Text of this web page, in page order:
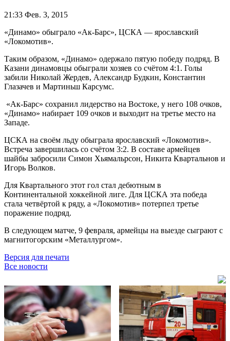
21:33 Фев. 3, 2015
«Динамо» обыграло «Ак-Барс», ЦСКА — ярославский
«Локомотив».
Таким образом, «Динамо» одержало пятую победу подряд. В
Казани динамовцы обыграли хозяев со счётом 4:1. Голы
забили Николай Жердев, Александр Будкин, Константин
Глазачев и Мартиньш Карсумс.
«Ак-Барс» сохранил лидерство на Востоке, у него 108 очков,
«Динамо» набирает 109 очков и выходит на третье место на
Западе.
ЦСКА на своём льду обыграла ярославский «Локомотив».
Встреча завершилась со счётом 3:2. В составе армейцев
шайбы забросили Симон Хьямальрсон, Никита Квартальнов и
Игорь Волков.
Для Квартального этот гол стал дебютным в
Континентальной хоккейной лиге. Для ЦСКА эта победа
стала четвёртой к ряду, а «Локомотив» потерпел третье
поражение подряд.
В следующем матче, 9 февраля, армейцы на выезде сыграют с
магнитогорским «Металлургом».
Версия для печати
Все новости